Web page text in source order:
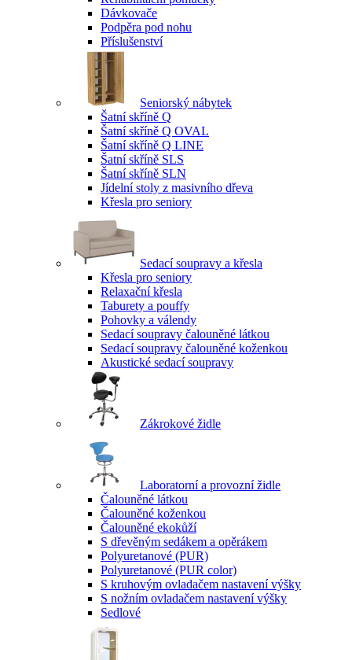
Dávkovače
Podpěra pod nohu
Příslušenství
Seniorský nábytek
Šatní skříně Q
Šatní skříně Q OVAL
Šatní skříně Q LINE
Šatní skříně SLS
Šatní skříně SLN
Jídelní stoly z masivního dřeva
Křesla pro seniory
Sedací soupravy a křesla
Křesla pro seniory
Relaxační křesla
Taburety a pouffy
Pohovky a válendy
Sedací soupravy čalouněné látkou
Sedací soupravy čalouněné koženkou
Akustické sedací soupravy
Zákrokové židle
Laboratorní a provozní židle
Čalouněné látkou
Čalouněné koženkou
Čalouněné ekokůží
S dřevěným sedákem a opěrákem
Polyuretanové (PUR)
Polyuretanové (PUR color)
S kruhovým ovladačem nastavení výšky
S nožním ovladačem nastavení výšky
Sedlové